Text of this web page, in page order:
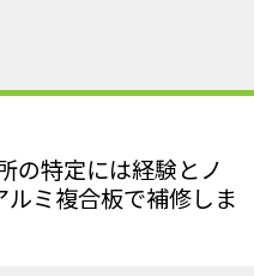
特定には経験とノ
ミ複合板で補修しま